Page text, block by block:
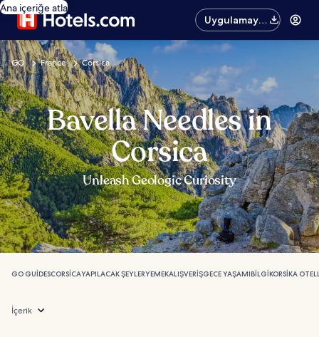
Ana içeriğe atla
Uygulamayı
edinin
GO France Corsica
Bavella Needles in
Corsica
Unleash Geologic Curiosity
GO GUIDESCORSICAYAPILACAK ŞEYLERYEMEKALIŞVERIŞGECE YAŞAMIBILGIKORSIKA
İçerik